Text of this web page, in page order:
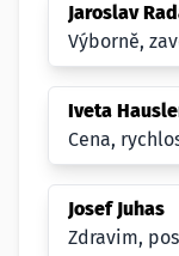
Jaroslav
Výborně,
Iveta
Cena,
Josef Juhas
Zdravim,